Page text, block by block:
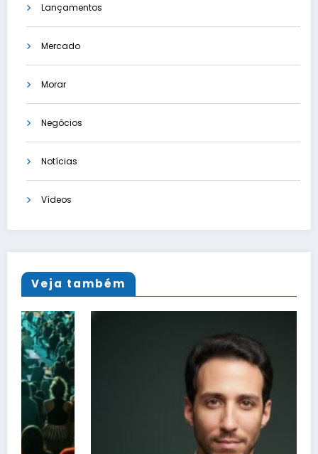
Lançamentos
Mercado
Morar
Negócios
Notícias
Vídeos
Veja também